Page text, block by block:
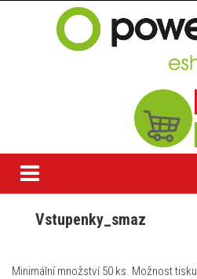
Vstupenky_smaz
Minimální množství 50 ks. Možnost tisku